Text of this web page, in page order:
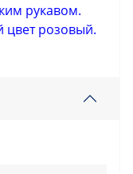
рукавом.
цвет розовый.